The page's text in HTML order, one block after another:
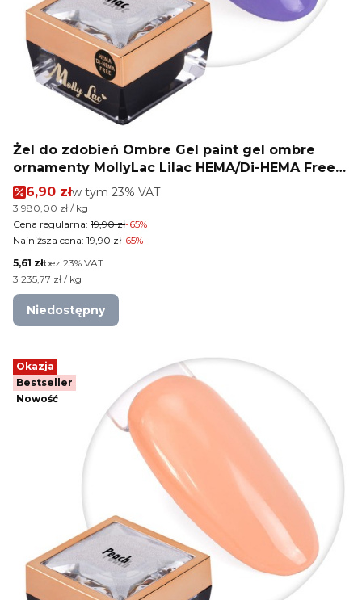
Żel do zdobień Ombre Gel paint gel ombre
ornamenty MollyLac Lilac HEMA/Di-HEMA Free
Nr 17 5g
Cena promocyjna brutto
6,90 złw tym %s VAT
w tym 23% VAT
Cena jednostkowa brutto
3 980,00 zł / kg
Cena regularna: 19,90 zł-65%
Najniższa cena: 19,90 zł-65%
Cena netto
5,61 złbez 23% VAT
Cena jednostkowa netto
3 235,77 zł / kg
Niedostępny
Okazja
Bestseller
Nowość